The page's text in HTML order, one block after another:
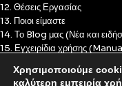
12. Θέσεις Εργασίας
13. Ποιοι είμαστε
14. Το Blog μας (Νέα και
15. Εγχειρίδια χρήσης
17. Πολιτική Cookies
Χρησιμοποιούμε
καλύτερη εμπειρία